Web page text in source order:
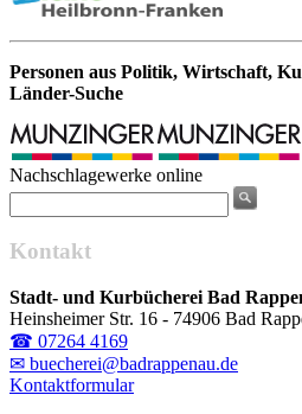
Personen aus Politik, Wirtschaft,
Länder-Suche
Nachschlagewerke online
Kontakt
Stadt- und Kurbücherei Bad
Heinsheimer Str. 16 - 74906 Bad
☎ 07264 4169
✉ buecherei@badrappenau.de
Kontaktformular